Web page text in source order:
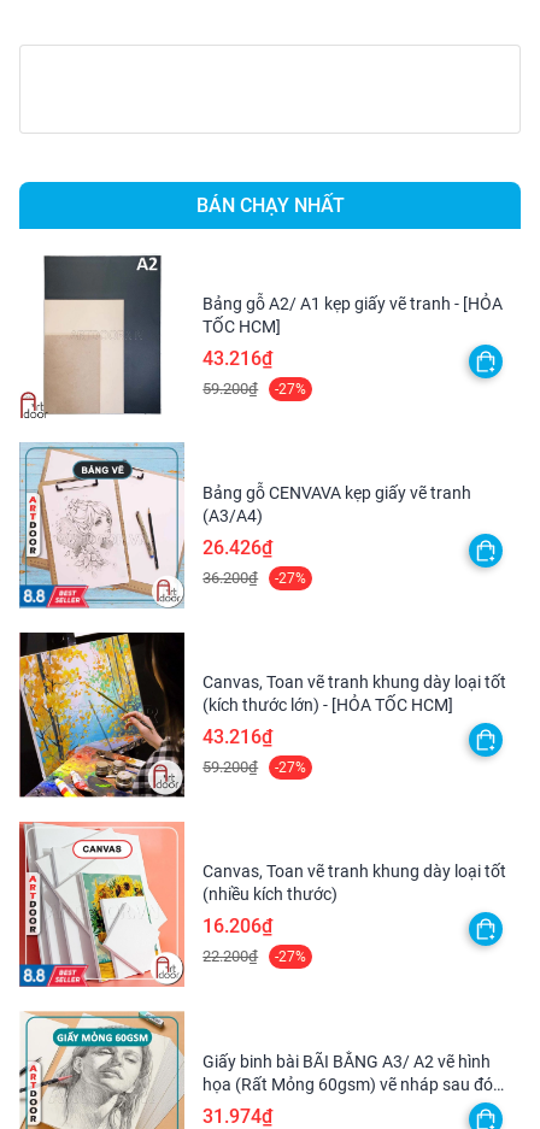
BÁN CHẠY NHẤT
Bảng gỗ A2/ A1 kẹp giấy vẽ tranh - [HỎA
TỐC HCM]
43.216₫
59.200₫ -27%
Bảng gỗ CENVAVA kẹp giấy vẽ tranh
(A3/A4)
26.426₫
36.200₫ -27%
Canvas, Toan vẽ tranh khung dày loại tốt
(kích thước lớn) - [HỎA TỐC HCM]
43.216₫
59.200₫ -27%
Canvas, Toan vẽ tranh khung dày loại tốt
(nhiều kích thước)
16.206₫
22.200₫ -27%
Giấy binh bài BÃI BẰNG A3/ A2 vẽ hình
họa (Rất Mỏng 60gsm) vẽ nháp sau đó
scan lại
31.974₫